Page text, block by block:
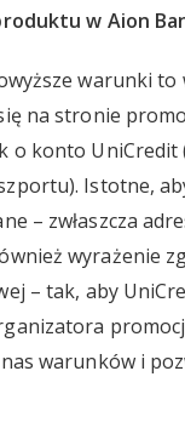
w Aion
warunki to
na stronie
o konto
Istotne,
– zwłaszcza
wyrażenie
– tak, aby
warunków i